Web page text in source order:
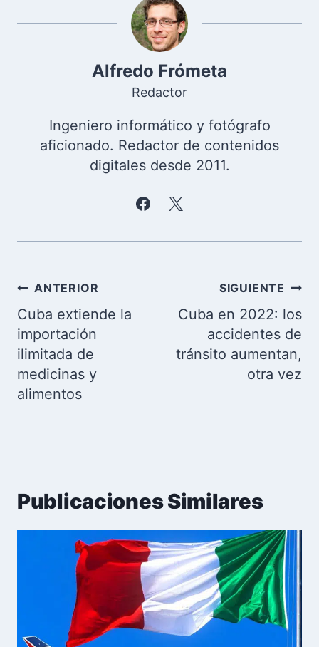
Alfredo Frómeta
Redactor
Ingeniero informático y fotógrafo
aficionado. Redactor de contenidos
digitales desde 2011.
Navegación
de
entradas
ANTERIOR
Cuba extiende la
importación
ilimitada de
medicinas y
alimentos
SIGUIENTE
Cuba en 2022: los
accidentes de
tránsito aumentan,
otra vez
Publicaciones Similares